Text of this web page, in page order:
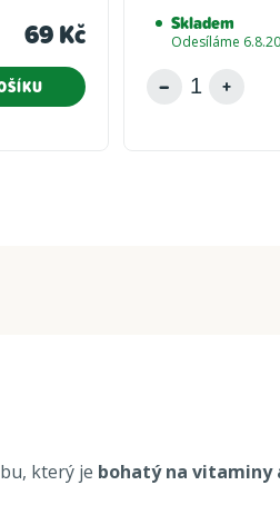
69 Kč Skladem
Odesíláme
který je bohatý na